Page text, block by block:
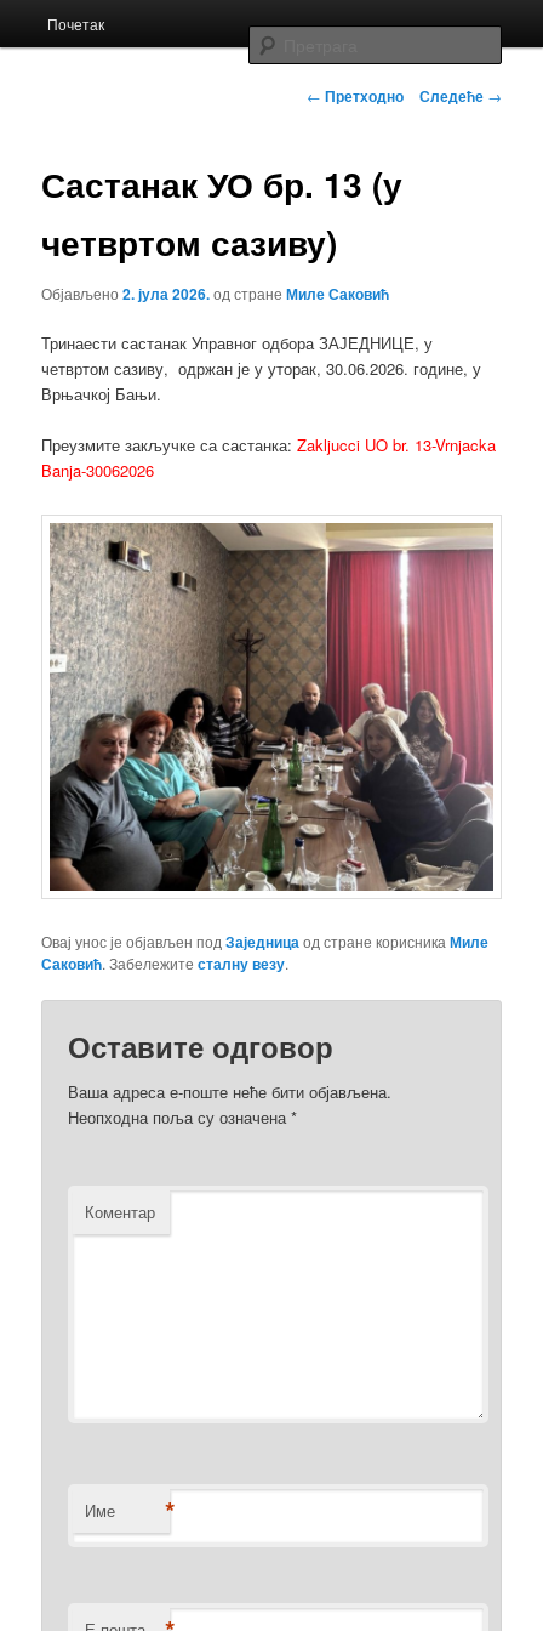
изборник
Скочи
садржај
Почетак
Кретање
← Претходно Следеће →
Састанак УО бр. 13 (у
четвртом сазиву)
Објављено2. јула 2026.од странеМиле Саковић
Тринаести састанак Управног одбора ЗАЈЕДНИЦЕ, у
четвртом сазиву, одржан је у уторак, 30.06.2026. године, у
Врњачкој Бањи.
Преузмите закључке са састанка:Zakljucci UO br. 13-Vrnjacka
Banja-30062026
Овај унос је објављен подЗаједницаод стране корисникаМиле
Саковић. Забележитесталну везу.
Оставите одговор
Ваша адреса е-поште неће бити објављена.
Неопходна поља су означена*
Коментар
Име *